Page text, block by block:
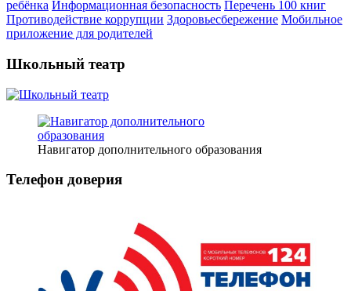
ребёнка Информационная безопасность Перечень 100 книг
Противодействие коррупции Здоровьесбережение Мобильное
приложение для родителей
Школьный театр
Навигатор дополнительного образования
Телефон доверия